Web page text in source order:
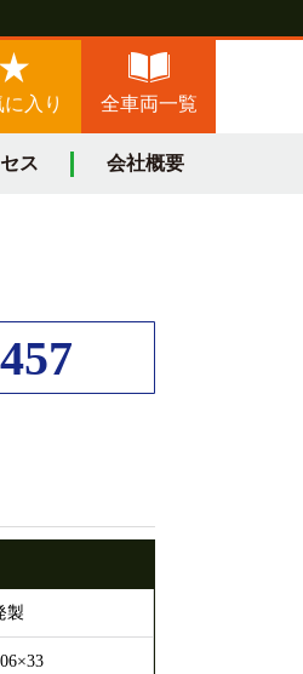
入り 全車両一覧
ス 会社概要
製